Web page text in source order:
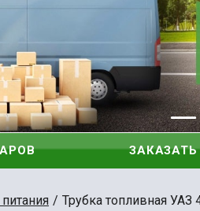
Трубка топливная УАЗ